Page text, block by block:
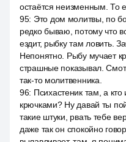
остаётся неизменным. То
95: Это дом молитвы, по
редко бываю, потому что
ездит, рыбку там ловить.
Непонятно. Рыбу мучает
страшные показывал.
так-то молитвенника.
96: Психастеник там, а
крючками? Ну давай ты
такие штуки, рвать тебе
даже так он спокойно